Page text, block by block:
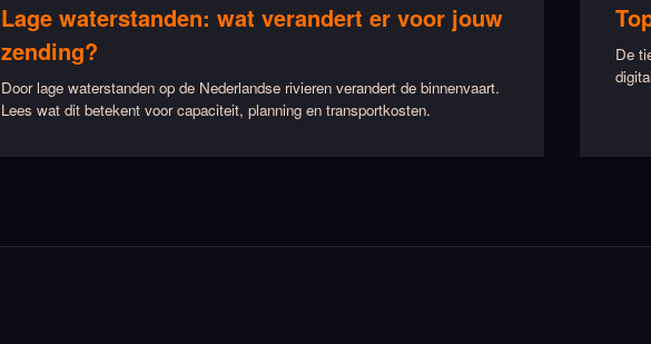
Lage waterstanden: wat verandert er voor jouw
zending?
Door lage waterstanden op de Nederlandse rivieren verandert de binnenvaart.
Lees wat dit betekent voor capaciteit, planning en transportkosten.
De